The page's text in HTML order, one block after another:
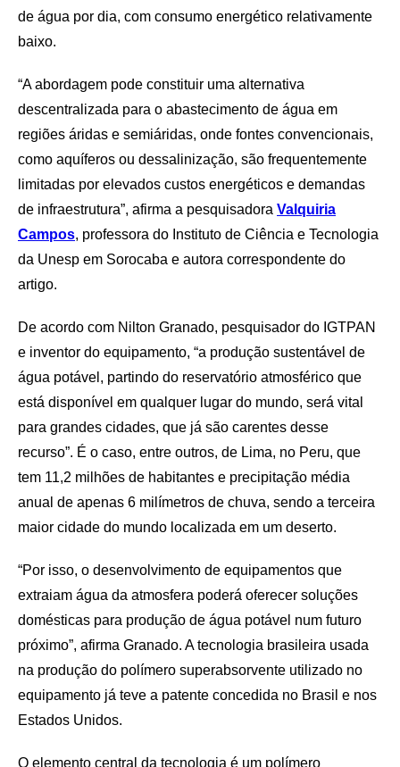
de água por dia, com consumo energético relativamente
baixo.
“A abordagem pode constituir uma alternativa
descentralizada para o abastecimento de água em
regiões áridas e semiáridas, onde fontes convencionais,
como aquíferos ou dessalinização, são frequentemente
limitadas por elevados custos energéticos e demandas
de infraestrutura”, afirma a pesquisadora Valquiria
Campos, professora do Instituto de Ciência e Tecnologia
da Unesp em Sorocaba e autora correspondente do
artigo.
De acordo com Nilton Granado, pesquisador do IGTPAN
e inventor do equipamento, “a produção sustentável de
água potável, partindo do reservatório atmosférico que
está disponível em qualquer lugar do mundo, será vital
para grandes cidades, que já são carentes desse
recurso”. É o caso, entre outros, de Lima, no Peru, que
tem 11,2 milhões de habitantes e precipitação média
anual de apenas 6 milímetros de chuva, sendo a terceira
maior cidade do mundo localizada em um deserto.
“Por isso, o desenvolvimento de equipamentos que
extraiam água da atmosfera poderá oferecer soluções
domésticas para produção de água potável num futuro
próximo”, afirma Granado. A tecnologia brasileira usada
na produção do polímero superabsorvente utilizado no
equipamento já teve a patente concedida no Brasil e nos
Estados Unidos.
O elemento central da tecnologia é um polímero